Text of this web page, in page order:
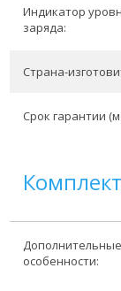
Индикатор
заряда:
Страна-
Срок гарантии
Дополнительные
особенности: